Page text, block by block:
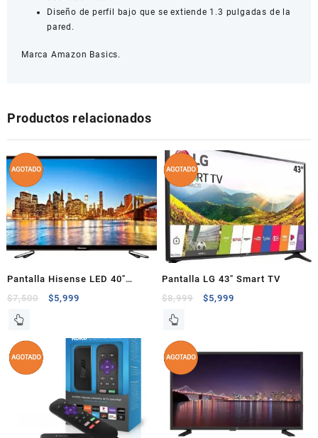
Diseño de perfil bajo que se extiende 1.3 pulgadas de la
pared.
Marca Amazon Basics.
Productos relacionados
Pantalla Hisense LED 40″
1080p
$7,500 $5,999
Pantalla LG 43″ Smart TV
$8,999 $5,999